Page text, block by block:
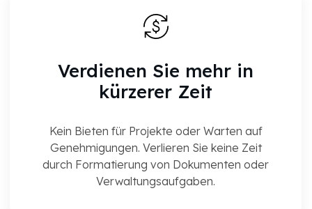
Verdienen Sie mehr in
kürzerer Zeit
Kein Bieten für Projekte oder Warten auf
Genehmigungen. Verlieren Sie keine Zeit
durch Formatierung von Dokumenten oder
Verwaltungsaufgaben.